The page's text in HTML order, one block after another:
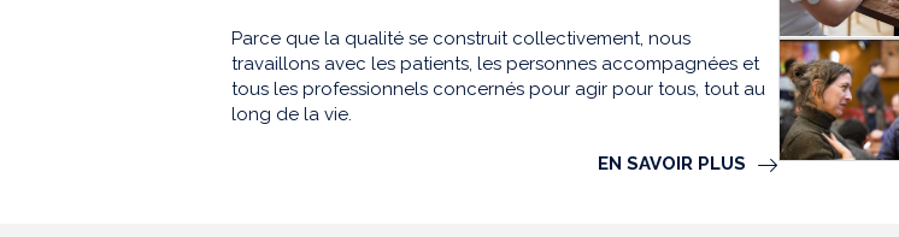
Parce que la qualité se construit collectivement, nous
travaillons avec les patients, les personnes accompagnées et
tous les professionnels concernés pour agir pour tous, tout au
long de la vie.
EN SAVOIR PLUS